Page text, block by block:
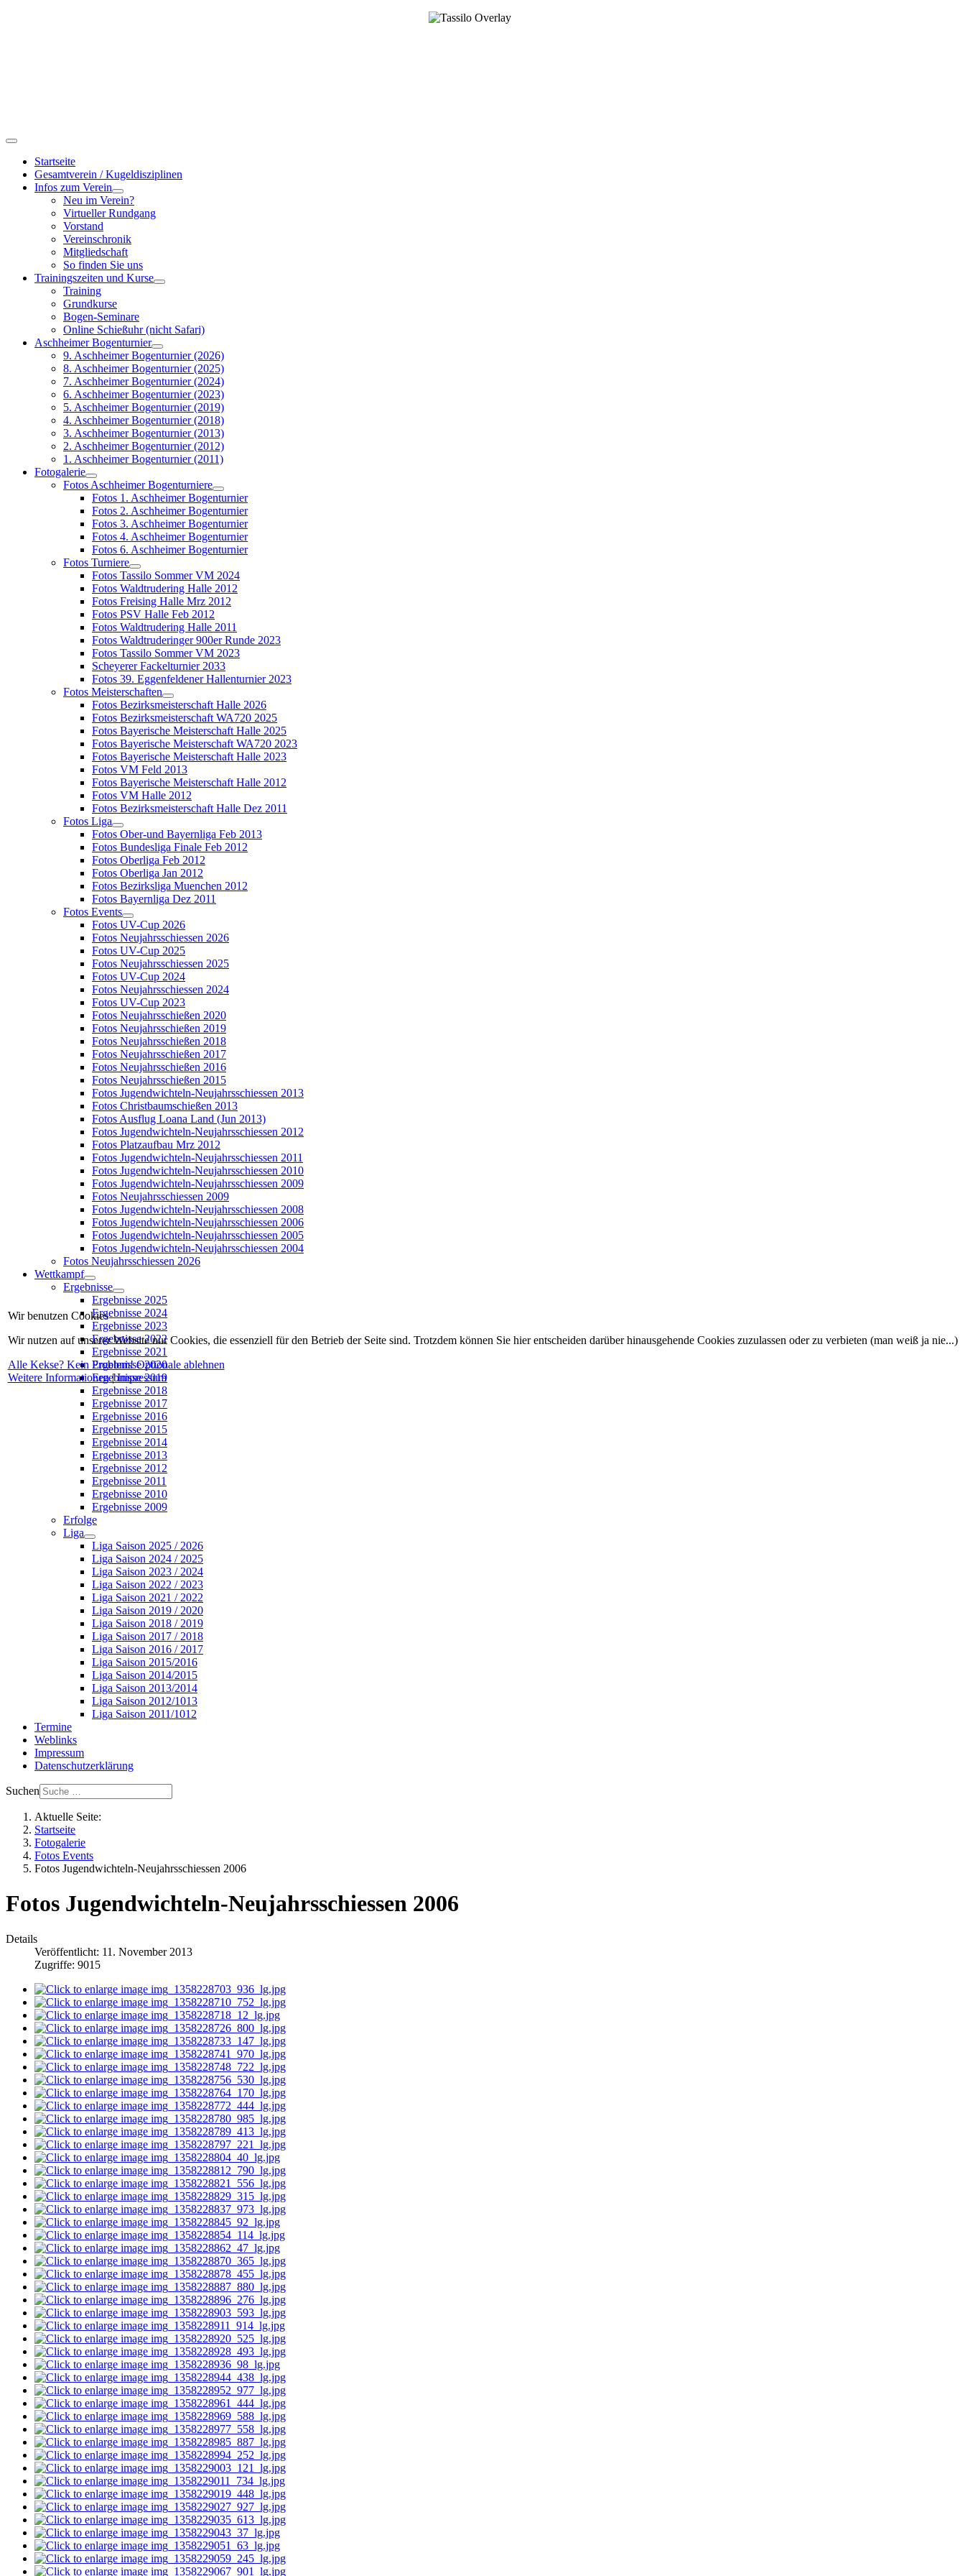
Startseite
Gesamtverein / Kugeldisziplinen
Infos zum Verein
Neu im Verein?
Virtueller Rundgang
Vorstand
Vereinschronik
Mitgliedschaft
So finden Sie uns
Trainingszeiten und Kurse
Training
Grundkurse
Bogen-Seminare
Online Schießuhr (nicht Safari)
Aschheimer Bogenturnier
9. Aschheimer Bogenturnier (2026)
8. Aschheimer Bogenturnier (2025)
7. Aschheimer Bogenturnier (2024)
6. Aschheimer Bogenturnier (2023)
5. Aschheimer Bogenturnier (2019)
4. Aschheimer Bogenturnier (2018)
3. Aschheimer Bogenturnier (2013)
2. Aschheimer Bogenturnier (2012)
1. Aschheimer Bogenturnier (2011)
Fotogalerie
Fotos Aschheimer Bogenturniere
Fotos 1. Aschheimer Bogenturnier
Fotos 2. Aschheimer Bogenturnier
Fotos 3. Aschheimer Bogenturnier
Fotos 4. Aschheimer Bogenturnier
Fotos 6. Aschheimer Bogenturnier
Fotos Turniere
Fotos Tassilo Sommer VM 2024
Fotos Waldtrudering Halle 2012
Fotos Freising Halle Mrz 2012
Fotos PSV Halle Feb 2012
Fotos Waldtrudering Halle 2011
Fotos Waldtruderinger 900er Runde 2023
Fotos Tassilo Sommer VM 2023
Scheyerer Fackelturnier 2033
Fotos 39. Eggenfeldener Hallenturnier 2023
Fotos Meisterschaften
Fotos Bezirksmeisterschaft Halle 2026
Fotos Bezirksmeisterschaft WA720 2025
Fotos Bayerische Meisterschaft Halle 2025
Fotos Bayerische Meisterschaft WA720 2023
Fotos Bayerische Meisterschaft Halle 2023
Fotos VM Feld 2013
Fotos Bayerische Meisterschaft Halle 2012
Fotos VM Halle 2012
Fotos Bezirksmeisterschaft Halle Dez 2011
Fotos Liga
Fotos Ober-und Bayernliga Feb 2013
Fotos Bundesliga Finale Feb 2012
Fotos Oberliga Feb 2012
Fotos Oberliga Jan 2012
Fotos Bezirksliga Muenchen 2012
Fotos Bayernliga Dez 2011
Fotos Events
Fotos UV-Cup 2026
Fotos Neujahrsschiessen 2026
Fotos UV-Cup 2025
Fotos Neujahrsschiessen 2025
Fotos UV-Cup 2024
Fotos Neujahrsschiessen 2024
Fotos UV-Cup 2023
Fotos Neujahrsschießen 2020
Fotos Neujahrsschießen 2019
Fotos Neujahrsschießen 2018
Fotos Neujahrsschießen 2017
Fotos Neujahrsschießen 2016
Fotos Neujahrsschießen 2015
Fotos Jugendwichteln-Neujahrsschiessen 2013
Fotos Christbaumschießen 2013
Fotos Ausflug Loana Land (Jun 2013)
Fotos Jugendwichteln-Neujahrsschiessen 2012
Fotos Platzaufbau Mrz 2012
Fotos Jugendwichteln-Neujahrsschiessen 2011
Fotos Jugendwichteln-Neujahrsschiessen 2010
Fotos Jugendwichteln-Neujahrsschiessen 2009
Fotos Neujahrsschiessen 2009
Fotos Jugendwichteln-Neujahrsschiessen 2008
Fotos Jugendwichteln-Neujahrsschiessen 2006
Fotos Jugendwichteln-Neujahrsschiessen 2005
Fotos Jugendwichteln-Neujahrsschiessen 2004
Fotos Neujahrsschiessen 2026
Wettkampf
Ergebnisse
Ergebnisse 2025
Ergebnisse 2024
Ergebnisse 2023
Ergebnisse 2022
Ergebnisse 2021
Ergebnisse 2020
Ergebnisse 2019
Ergebnisse 2018
Ergebnisse 2017
Ergebnisse 2016
Ergebnisse 2015
Ergebnisse 2014
Ergebnisse 2013
Ergebnisse 2012
Ergebnisse 2011
Ergebnisse 2010
Ergebnisse 2009
Erfolge
Liga
Liga Saison 2025 / 2026
Liga Saison 2024 / 2025
Liga Saison 2023 / 2024
Liga Saison 2022 / 2023
Liga Saison 2021 / 2022
Liga Saison 2019 / 2020
Liga Saison 2018 / 2019
Liga Saison 2017 / 2018
Liga Saison 2016 / 2017
Liga Saison 2015/2016
Liga Saison 2014/2015
Liga Saison 2013/2014
Liga Saison 2012/1013
Liga Saison 2011/1012
Termine
Weblinks
Impressum
Datenschutzerklärung
Suchen
Aktuelle Seite:
Startseite
Fotogalerie
Fotos Events
Fotos Jugendwichteln-Neujahrsschiessen 2006
Fotos Jugendwichteln-Neujahrsschiessen 2006
Details
Veröffentlicht: 11. November 2013
Zugriffe: 9015
Wir benutzen Cookies
Wir nutzen auf unserer Website nur Cookies, die essenziell für den Betrieb der Seite sind. Trotzdem können Sie hier entscheiden darüber hinausgehende Cookies zuzulassen oder zu verbieten (man weiß ja nie...)
Alle Kekse? Kein Problem! Optionale ablehnen
Weitere Informationen|Impressum